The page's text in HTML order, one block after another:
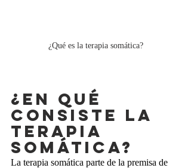
¿Qué es la terapia somática?
¿En qué
consiste la
terapia
somática?
La terapia somática parte de la premisa de